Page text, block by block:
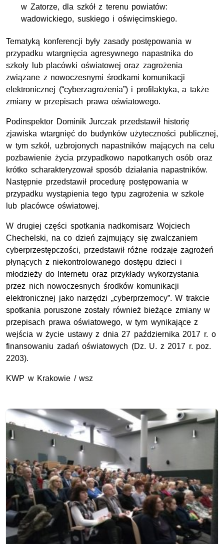
w Zatorze, dla szkół z terenu powiatów:
wadowickiego, suskiego i oświęcimskiego.
Tematyką konferencji były zasady postępowania w
przypadku wtargnięcia agresywnego napastnika do
szkoły lub placówki oświatowej oraz zagrożenia
związane z nowoczesnymi środkami komunikacji
elektronicznej (“cyberzagrożenia”) i profilaktyka, a także
zmiany w przepisach prawa oświatowego.
Podinspektor Dominik Jurczak przedstawił historię
zjawiska wtargnięć do budynków użyteczności publicznej,
w tym szkół, uzbrojonych napastników mających na celu
pozbawienie życia przypadkowo napotkanych osób oraz
krótko scharakteryzował sposób działania napastników.
Następnie przedstawił procedurę postępowania w
przypadku wystąpienia tego typu zagrożenia w szkole
lub placówce oświatowej.
W drugiej części spotkania nadkomisarz Wojciech
Chechelski, na co dzień zajmujący się zwalczaniem
cyberprzestępczości, przedstawił różne rodzaje zagrożeń
płynących z niekontrolowanego dostępu dzieci i
młodzieży do Internetu oraz przykłady wykorzystania
przez nich nowoczesnych środków komunikacji
elektronicznej jako narzędzi „cyberprzemocy”. W trakcie
spotkania poruszone zostały również bieżące zmiany w
przepisach prawa oświatowego, w tym wynikające z
wejścia w życie ustawy z dnia 27 października 2017 r. o
finansowaniu zadań oświatowych (Dz. U. z 2017 r. poz.
2203).
KWP w Krakowie / wsz